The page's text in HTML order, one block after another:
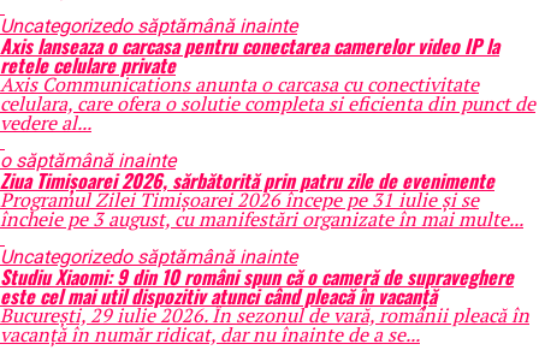
Uncategorizedo săptămână inainte
Axis lanseaza o carcasa pentru conectarea camerelor video IP la
retele celulare private
Axis Communications anunta o carcasa cu conectivitate
celulara, care ofera o solutie completa si eficienta din punct de
vedere al...
o săptămână inainte
Ziua Timișoarei 2026, sărbătorită prin patru zile de evenimente
Programul Zilei Timișoarei 2026 începe pe 31 iulie și se
încheie pe 3 august, cu manifestări organizate în mai multe...
Uncategorizedo săptămână inainte
Studiu Xiaomi: 9 din 10 români spun că o cameră de supraveghere
este cel mai util dispozitiv atunci când pleacă în vacanță
București, 29 iulie 2026. În sezonul de vară, românii pleacă în
vacanță în număr ridicat, dar nu înainte de a se...